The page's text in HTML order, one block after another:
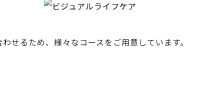
せるため、様々なコースをご用意しています。